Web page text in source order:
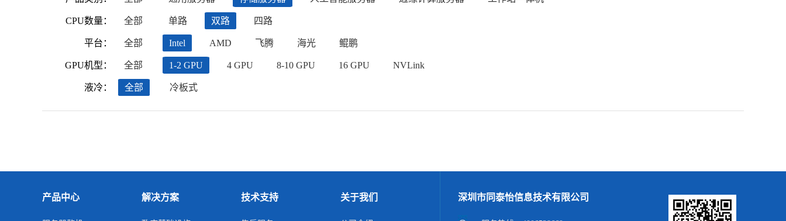
CPU数量：
平台：
GPU机型：
液冷：
全部 单路 双路 四路
全部 Intel AMD 飞腾 海光 鲲鹏
全部 1-2 GPU 4 GPU 8-10 GPU 16 GPU NVLink
全部 冷板式
产品中心 解决方案 技术支持 关于我们 深圳市同泰怡信息技术有限公司